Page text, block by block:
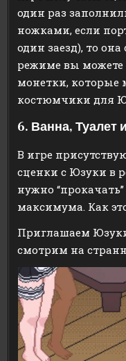
один раз
ножками, если
один заезд), то
режиме вы можете
монетки, которые
костюмчики для
6. Ванна, Туалет
В игре
сценки с Юзуки в
нужно
максимума. Как
Приглашаем
смотрим на